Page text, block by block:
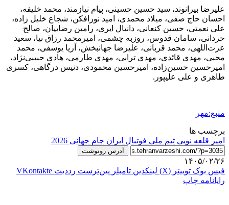
‎علیرضا بیرانوند، سید حسین حسینی، پیام نیازمند، محمد خلیفه،
احسان حاج صفی، میلاد محمدی، امید نورافکن، شجاع خلیل زاده،
علی نعمتی، حسین کنعانی، دانیال ایری، رامین رضاییان، صالح
حردانی، سامان قدوس، روزبه چشمی، امیرمحمد رزاق نیا، سعید
عزت‌اللهی، محمد قربانی، علیرضا جهانبخش، آریا یوسفی، محمد
محبی، مهدی قائدی، مهدی ترابی، مهدی طارمی، هادی حبیبی‌نژاد،
امیرحسین حسین‌زاده، امیرحسین محمودی، دنیس درگاهی، کسری
طاهری و علی علیپور.
منبع:مهر
برچسب ها
امیر قلعه نویی تیم ملی فوتبال ایران جام جهانی 2026
آدرس رونوشت
۱۴۰۵/۰۲/۲۶
فیس بوک توییتر (X) لینکدین ‫تامبلر ‫پین‌ترست ‫رددیت ‫VKontakte
رایانامه چاپ